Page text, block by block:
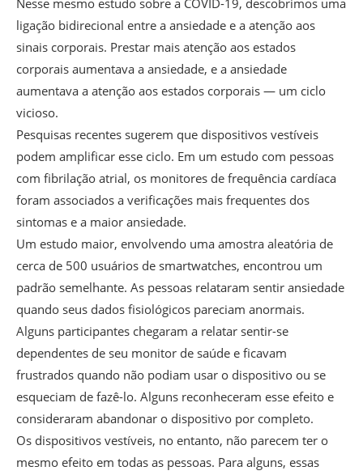
Nesse mesmo estudo sobre a COVID-19, descobrimos uma
ligação bidirecional entre a ansiedade e a atenção aos
sinais corporais. Prestar mais atenção aos estados
corporais aumentava a ansiedade, e a ansiedade
aumentava a atenção aos estados corporais — um ciclo
vicioso.
Pesquisas recentes sugerem que dispositivos vestíveis
podem amplificar esse ciclo. Em um estudo com pessoas
com fibrilação atrial, os monitores de frequência cardíaca
foram associados a verificações mais frequentes dos
sintomas e a maior ansiedade.
Um estudo maior, envolvendo uma amostra aleatória de
cerca de 500 usuários de smartwatches, encontrou um
padrão semelhante. As pessoas relataram sentir ansiedade
quando seus dados fisiológicos pareciam anormais.
Alguns participantes chegaram a relatar sentir-se
dependentes de seu monitor de saúde e ficavam
frustrados quando não podiam usar o dispositivo ou se
esqueciam de fazê-lo. Alguns reconheceram esse efeito e
consideraram abandonar o dispositivo por completo.
Os dispositivos vestíveis, no entanto, não parecem ter o
mesmo efeito em todas as pessoas. Para alguns, essas